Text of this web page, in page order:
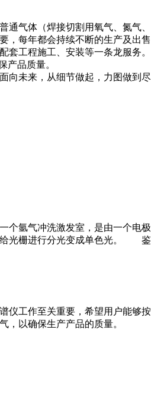
气体（焊接切割用氧气、氮气、
，每年都会持续不断的生产及出售
工程施工、安装等一条龙服务。
产品质量。
向未来，从细节做起，力图做到尽
个氩气冲洗激发室，是由一个电极
给光栅进行分光变成单色光。 鉴
仪工作至关重要，希望用户能够按
，以确保生产产品的质量。